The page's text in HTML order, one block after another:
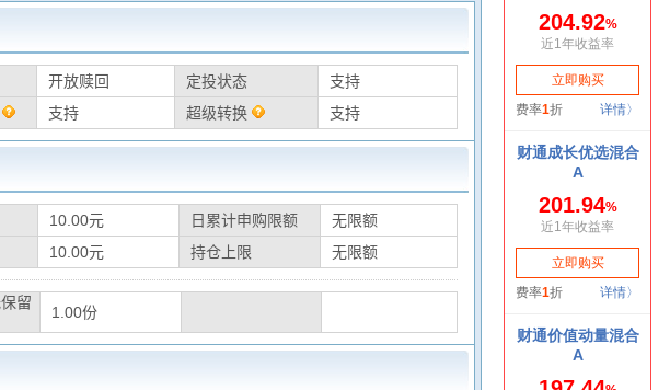
开放赎回 定投状态
支持
支持 超级转换 支持
10.00元 日累计申购限额
无限额
10.00元 持仓上限 无限额
留
1.00份